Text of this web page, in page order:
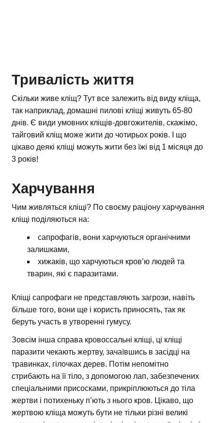
Тривалість життя
Скільки живе кліщ? Тут все залежить від виду кліща,
так наприклад, домашні пилові кліщі живуть 65-80
днів. Є види умовних кліщів-довгожителів, скажімо,
тайговий кліщ може жити до чотирьох років. І що
цікаво деякі кліщі можуть жити без їжі від 1 місяця до
3 років!
Харчування
Чим живляться кліщі? По своєму раціону харчування
кліщі поділяються на:
сапрофагів, вони харчуються органічними
залишками,
хижаків, що харчуються кров’ю людей та
тварин, які є паразитами.
Кліщі сапрофаги не представляють загрози, навіть
більше того, вони ще і користь приносять, так як
беруть участь в утворенні гумусу.
Зовсім інша справа кровоссальні кліщі, ці кліщі
паразити чекають жертву, зачаївшись в засідці на
травинках, гілочках дерев. Потім непомітно
стрибають на її тіло, з допомогою лап, забезпечених
спеціальними присосками, прикріплюються до тіла
жертви і потихеньку п’ють з нього кров. Цікаво, що
жертвою кліща можуть бути не тільки різні великі